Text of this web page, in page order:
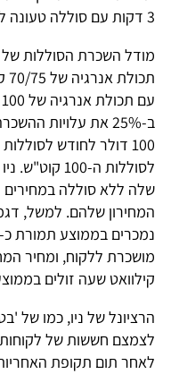
3 דקות עם סוללה טעונה לגמרי.
מודל השכרת הסוללות של
ב-25% את עלויות
לסוללות ה-
קילוואט שעה זולים בממוצע בכ-
הרציונל של ניו, כמו של
לצמצם חששות של
לאחר תום תקופת